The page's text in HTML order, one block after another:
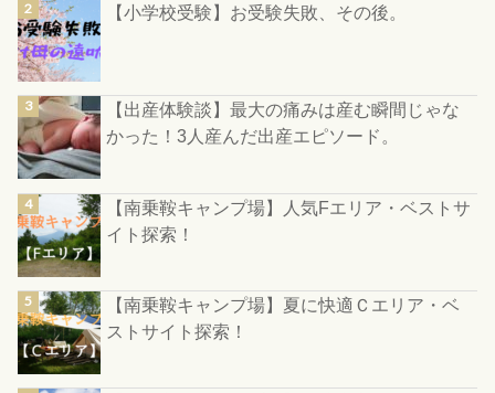
【小学校受験】お受験失敗、その後。
【出産体験談】最大の痛みは産む瞬間じゃな
かった！3人産んだ出産エピソード。
【南乗鞍キャンプ場】人気Fエリア・ベストサ
イト探索！
【南乗鞍キャンプ場】夏に快適Ｃエリア・ベ
ストサイト探索！